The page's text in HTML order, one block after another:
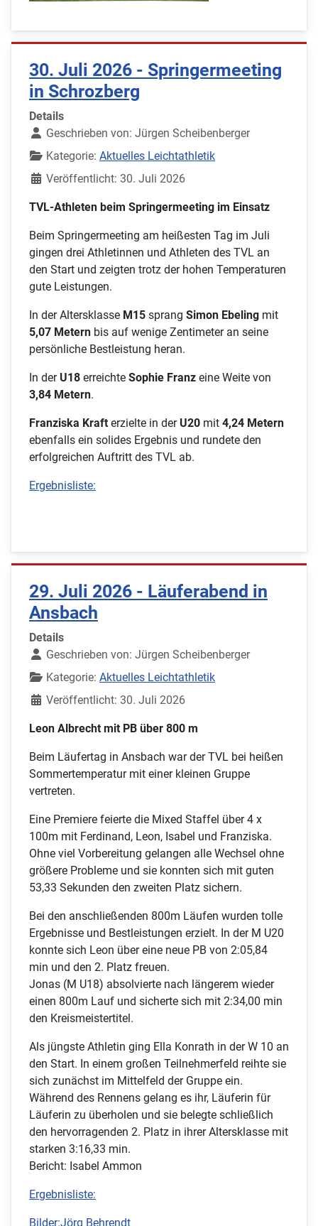
30. Juli 2026 - Springermeeting
in Schrozberg
Details
Geschrieben von: Jürgen Scheibenberger
Kategorie: Aktuelles Leichtathletik
Veröffentlicht: 30. Juli 2026
TVL-Athleten beim Springermeeting im Einsatz
Beim Springermeeting am heißesten Tag im Juli
gingen drei Athletinnen und Athleten des TVL an
den Start und zeigten trotz der hohen Temperaturen
gute Leistungen.
In der Altersklasse M15 sprang Simon Ebeling mit
5,07 Metern bis auf wenige Zentimeter an seine
persönliche Bestleistung heran.
In der U18 erreichte Sophie Franz eine Weite von
3,84 Metern.
Franziska Kraft erzielte in der U20 mit 4,24 Metern
ebenfalls ein solides Ergebnis und rundete den
erfolgreichen Auftritt des TVL ab.
Ergebnisliste:
29. Juli 2026 - Läuferabend in
Ansbach
Details
Geschrieben von: Jürgen Scheibenberger
Kategorie: Aktuelles Leichtathletik
Veröffentlicht: 30. Juli 2026
Leon Albrecht mit PB über 800 m
Beim Läufertag in Ansbach war der TVL bei heißen
Sommertemperatur mit einer kleinen Gruppe
vertreten.
Eine Premiere feierte die Mixed Staffel über 4 x
100m mit Ferdinand, Leon, Isabel und Franziska.
Ohne viel Vorbereitung gelangen alle Wechsel ohne
größere Probleme und sie konnten sich mit guten
53,33 Sekunden den zweiten Platz sichern.
Bei den anschließenden 800m Läufen wurden tolle
Ergebnisse und Bestleistungen erzielt. In der M U20
konnte sich Leon über eine neue PB von 2:05,84
min und den 2. Platz freuen.
Jonas (M U18) absolvierte nach längerem wieder
einen 800m Lauf und sicherte sich mit 2:34,00 min
den Kreismeistertitel.
Als jüngste Athletin ging Ella Konrath in der W 10 an
den Start. In einem großen Teilnehmerfeld reihte sie
sich zunächst im Mittelfeld der Gruppe ein.
Während des Rennens gelang es ihr, Läuferin für
Läuferin zu überholen und sie belegte schließlich
den hervorragenden 2. Platz in ihrer Altersklasse mit
starken 3:16,33 min.
Bericht: Isabel Ammon
Ergebnisliste:
Bilder:Jörg Behrendt